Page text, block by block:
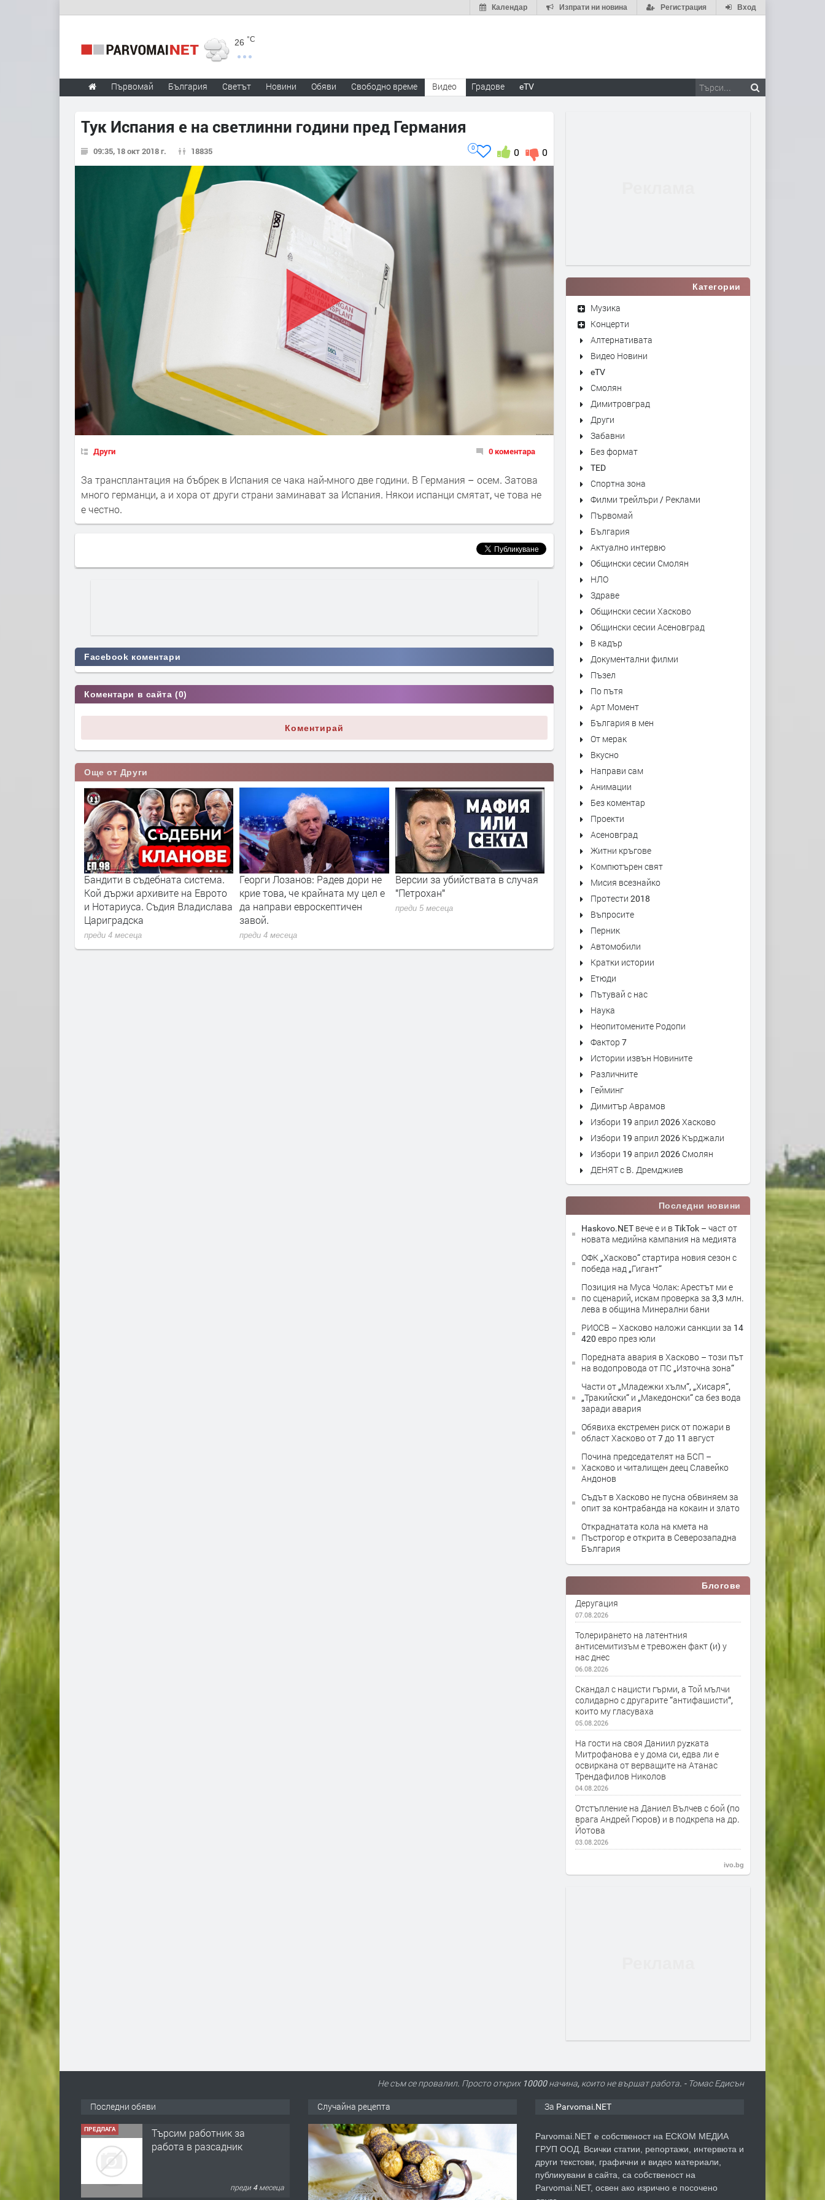
Вход
Регистрация
Изпрати ни новина
Календар
26 °C
Първомай България Светът Новини Обяви Свободно време Видео Градове eTV
Тук Испания е на светлинни години пред Германия
09:35, 18 окт 2018 г. 18835 0
0
0
Други 0 коментара
За трансплантация на бъбрек в Испания се чака най-много две години. В Германия – осем. Затова
много германци, а и хора от други страни заминават за Испания. Някои испанци смятат, че това не
е честно.
Facebook коментари
Коментари в сайта (0)
Коментирай
Още от Други
Бандити в съдебната система.
Кой държи архивите на Еврото
и Нотариуса. Съдия Владислава
Цариградска
преди 4 месеца
Георги Лозанов: Радев дори не
крие това, че крайната му цел е
да направи евроскептичен
завой.
преди 4 месеца
Версии за убийствата в случая
"Петрохан"
преди 5 месеца
Президент в оставка Какво ще
прави Румен Радев
Категории
Музика
Концерти
Алтернативата
Видео Новини
eTV
Смолян
Димитровград
Други
Забавни
Без формат
TED
Спортна зона
Филми трейлъри / Реклами
Първомай
България
Актуално интервю
Общински сесии Смолян
НЛО
Здраве
Общински сесии Хасково
Общински сесии Асеновград
В кадър
Документални филми
Пъзел
По пътя
Арт Момент
България в мен
От мерак
Вкусно
Направи сам
Анимации
Без коментар
Проекти
Асеновград
Житни кръгове
Компютърен свят
Мисия всезнайко
Протести 2018
Въпросите
Перник
Автомобили
Кратки истории
Етюди
Пътувай с нас
Наука
Неопитомените Родопи
Фактор 7
Истории извън Новините
Различните
Гейминг
Димитър Аврамов
Избори 19 април 2026 Хасково
Избори 19 април 2026 Кърджали
Избори 19 април 2026 Смолян
ДЕНЯТ с В. Дремджиев
Последни новини
Haskovo.NET вече е и в TikTok – част от
новата медийна кампания на медията
ОФК „Хасково“ стартира новия сезон с
победа над „Гигант“
Позиция на Муса Чолак: Арестът ми е
по сценарий, искам проверка за 3,3 млн.
лева в община Минерални бани
РИОСВ – Хасково наложи санкции за 14
420 евро през юли
Поредната авария в Хасково – този път
на водопровода от ПС „Източна зона“
Части от „Младежки хълм“, „Хисаря“,
„Тракийски“ и „Македонски“ са без вода
заради авария
Обявиха екстремен риск от пожари в
област Хасково от 7 до 11 август
Почина председателят на БСП –
Хасково и читалищен деец Славейко
Андонов
Съдът в Хасково не пусна обвиняем за
опит за контрабанда на кокаин и злато
Откраднатата кола на кмета на
Пъстрогор е открита в Северозападна
България
Блогове
Деругация
07.08.2026
Толерирането на латентния
антисемитизъм е тревожен факт (и) у
нас днес
06.08.2026
Скандал с нацисти гърми, а Той мълчи
солидарно с другарите “антифашисти”,
които му гласуваха
05.08.2026
На гости на своя Даниил руzката
Митрофанова е у дома си, едва ли е
освиркана от верващите на Атанас
Трендафилов Николов
04.08.2026
Отстъпление на Даниел Вълчев с бой (по
врага Андрей Гюров) и в подкрепа на др.
Йотова
03.08.2026
ivo.bg
Не съм се провалил. Просто открих 10000 начина, които не вършат работа. - Томас Едисън
Последни обяви
ПРЕДЛАГА
Търсим работник за
работа в разсадник
преди 4 месеца
Случайна рецепта За Parvomai.NET
Parvomai.NET е собственост на ЕСКОМ МЕДИА
ГРУП ООД. Всички статии, репортажи, интервюта и
други текстови, графични и видео материали,
публикувани в сайта, са собственост на
Parvomai.NET, освен ако изрично е посочено